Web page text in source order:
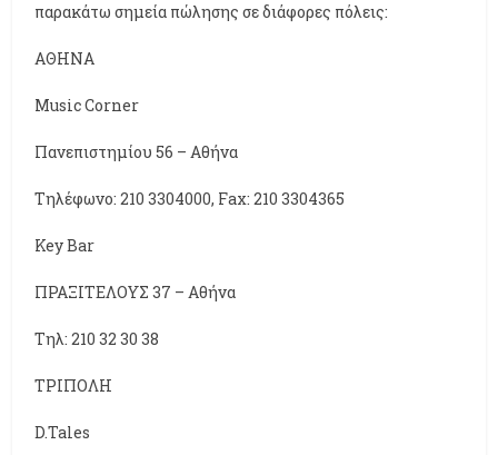
παρακάτω σημεία πώλησης σε διάφορες πόλεις:
ΑΘΗΝΑ
Music Corner
Πανεπιστημίου 56 – Αθήνα
Τηλέφωνο: 210 3304000, Fax: 210 3304365
Key Bar
ΠΡΑΞΙΤΕΛΟΥΣ 37 – Αθήνα
Τηλ: 210 32 30 38
ΤΡΙΠΟΛΗ
D.Tales